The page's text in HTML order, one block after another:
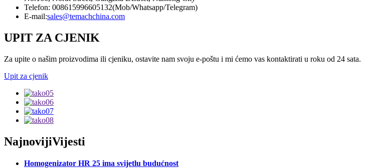
Telefon: 008615996605132(Mob/Whatsapp/Telegram)
E-mail:sales@temachchina.com
UPIT ZA CJENIK
Za upite o našim proizvodima ili cjeniku, ostavite nam svoju e-poštu i mi ćemo vas kontaktirati u roku od 24 sata.
Upit za cjenik
NajnovijiVijesti
Homogenizator HR 25 ima svijetlu budućnost